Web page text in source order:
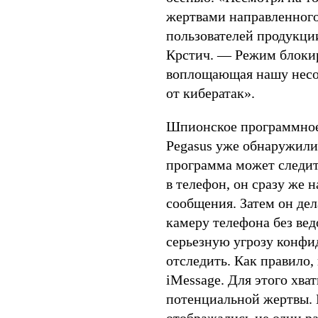
жертвами
пользователей
Крстич. — Режим
воплощающая нашу
от кибератак».
Шпионское
Pegasus уже
программа может
в телефон, он сразу же
сообщения. Затем он
камеру телефона без
серьезную угрозу
отследить. Как
iMessage. Для этого
потенциальной